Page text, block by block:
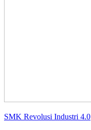
SMK Revolusi Industri 4.0